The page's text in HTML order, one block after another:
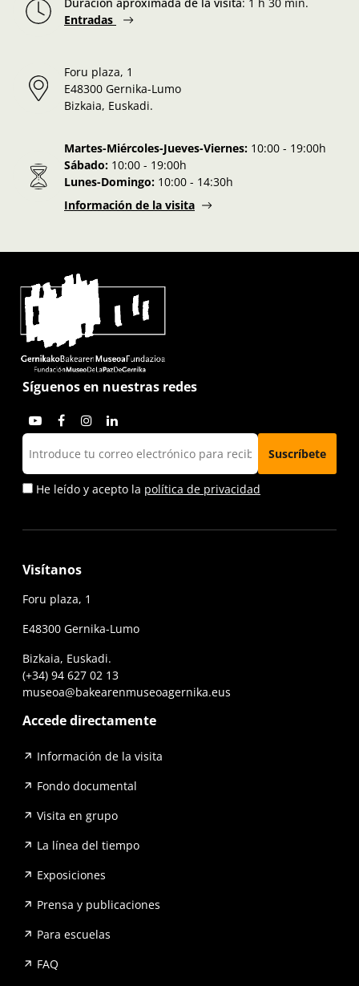
Entradas
Foru plaza, 1
E48300 Gernika-Lumo
Bizkaia, Euskadi.
Martes-Miércoles-Jueves-Viernes: 10:00 - 19:00h
Sábado: 10:00 - 19:00h
Lunes-Domingo: 10:00 - 14:30h
Información de la visita
Síguenos en nuestras redes
He leído y acepto la política de privacidad
Visítanos
Foru plaza, 1
E48300 Gernika-Lumo
Bizkaia, Euskadi.
(+34) 94 627 02 13
museoa@bakearenmuseoagernika.eus
Accede directamente
Información de la visita
Fondo documental
Visita en grupo
La línea del tiempo
Exposiciones
Prensa y publicaciones
Para escuelas
FAQ